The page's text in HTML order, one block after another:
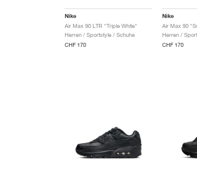
Nike
Air Max 90 LTR "Triple White"
Herren / Sportstyle / Schuhe
CHF 170
Nike
Herren /
CHF 170